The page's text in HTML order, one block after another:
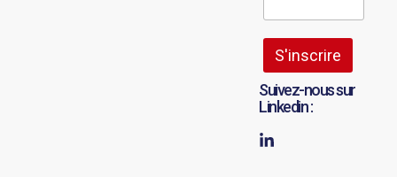
Suivez-nous sur
Linkedin :